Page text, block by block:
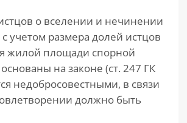
о вселении и нечинении
учетом размера долей истцов
жилой площади спорной
на законе (ст. 247 ГК
недобросовестными, в связи
должно быть